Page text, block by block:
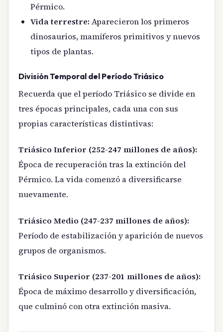
Pérmico.
Vida terrestre:Aparecieron los primeros
dinosaurios, mamíferos primitivos y nuevos
tipos de plantas.
División Temporal del Período Triásico
Recuerda que el período Triásico se divide en
tres épocas principales, cada una con sus
propias características distintivas:
Triásico Inferior (252-247 millones de años):
Época de recuperación tras la extinción del
Pérmico. La vida comenzó a diversificarse
nuevamente.
Triásico Medio (247-237 millones de años):
Período de estabilización y aparición de nuevos
grupos de organismos.
Triásico Superior (237-201 millones de años):
Época de máximo desarrollo y diversificación,
que culminó con otra extinción masiva.